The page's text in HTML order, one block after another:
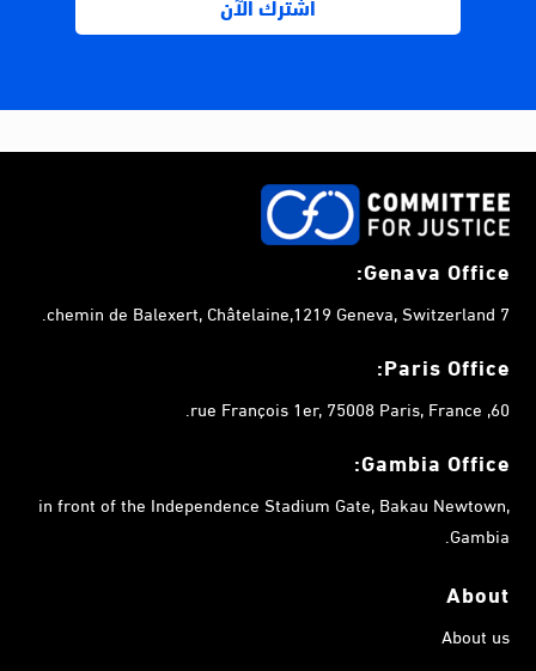
Genava Office:
7 chemin de Balexert, Châtelaine,1219 Geneva, Switzerland.
Paris Office:
60, rue François 1er, 75008 Paris, France.
Gambia Office:
in front of the Independence Stadium Gate, Bakau Newtown,
Gambia.
About
About us